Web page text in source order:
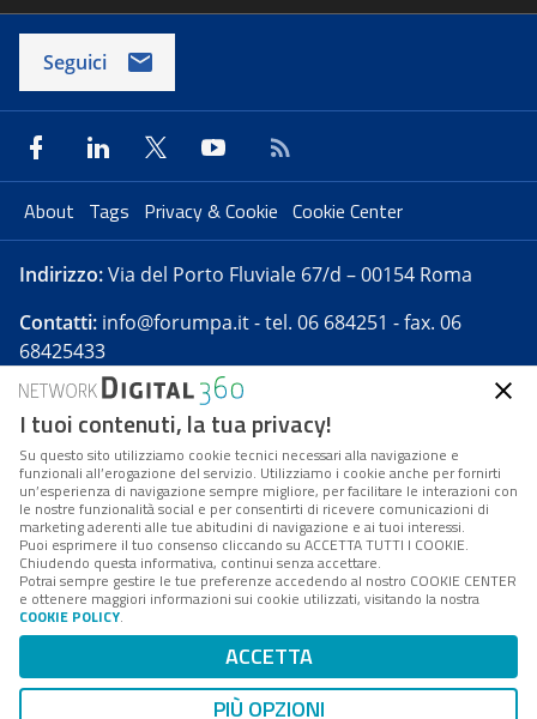
Seguici
About Tags Privacy & Cookie Cookie Center
Indirizzo:Via del Porto Fluviale 67/d – 00154 Roma
Contatti: info@forumpa.it- tel. 06 684251 - fax. 06
68425433
Forumpa.itè una pubblicazione telematica iscritta
presso Registro della stampa del Tribunale di Roma -
Reg. n. 182 del 2 maggio 2008 - Direttore resp. Michela
Stentella
FPA s.r.l. è società soggetta a Direzione e
Coordinamento da parte di Digital360 S.p.A. - FPA s.r.l.
è un'azienda certificata per il sistema di management
Codice Fiscale/Partita IVA n. 10693191008 - R.E.A. Roma
n. 1249791. ISP AWS
Mappa del sito
I tuoi contenuti, la tua privacy!
Su questo sito utilizziamo cookie tecnici necessari alla navigazione e
funzionali all’erogazione del servizio. Utilizziamo i cookie anche per fornirti
un’esperienza di navigazione sempre migliore, per facilitare le interazioni con
le nostre funzionalità social e per consentirti di ricevere comunicazioni di
marketing aderenti alle tue abitudini di navigazione e ai tuoi interessi.
Puoi esprimere il tuo consenso cliccando su ACCETTA TUTTI I COOKIE.
Chiudendo questa informativa, continui senza accettare.
Potrai sempre gestire le tue preferenze accedendo al nostro COOKIE CENTER
e ottenere maggiori informazioni sui cookie utilizzati, visitando la nostra
COOKIE POLICY.
ACCETTA
PIÙ OPZIONI